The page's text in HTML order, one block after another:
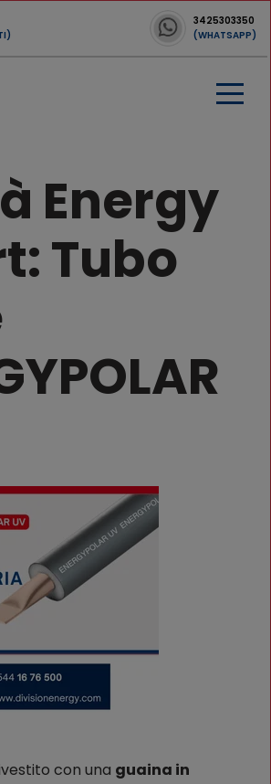
3425303350
(WHATSAPP)
Energy
Tubo
con una guaina in